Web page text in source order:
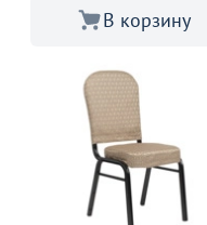
В корзину